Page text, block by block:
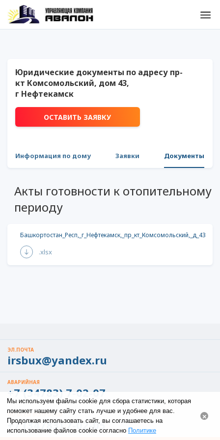
Юридические документы по адресу пр-
кт Комсомольский, дом 43,
г Нефтекамск
ОСТАВИТЬ ЗАЯВКУ
Информация по дому Заявки Документы
Акты готовности к отопительному
периоду
Башкортостан_Респ,_г_Нефтекамск,_пр_кт_Комсомольский,_д_43
.xlsx
ЭЛ.ПОЧТА
irsbux@yandex.ru
АВАРИЙНАЯ
+7 (34783) 7-02-07
ПО ВСЕМ ВОПРОСАМ
+7 (34783) 7-02-05
Мы используем файлы cookie для сбора статистики, которая
поможет нашему сайту стать лучше и удобнее для вас.
Продолжая использовать сайт, вы соглашаетесь на
использование файлов cookie согласно Политике
×